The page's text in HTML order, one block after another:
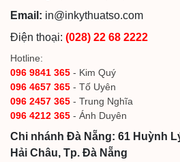
Email: in@inkythuatso.com
Điện thoại: (028) 22 68 2222
Hotline:
096 9841 365 - Kim Quý
096 4657 365 - Tố Uyên
096 2457 365 - Trung Nghĩa
096 4212 365 - Ánh Duyên
Chi nhánh Đà Nẵng: 61 Huỳnh
Hải Châu, Tp. Đà Nẵng